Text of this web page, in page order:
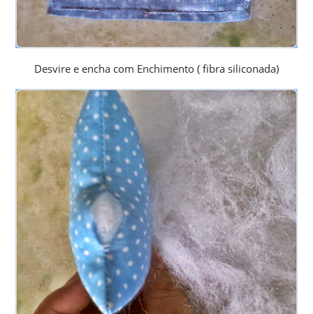
Desvire e encha com Enchimento ( fibra siliconada)